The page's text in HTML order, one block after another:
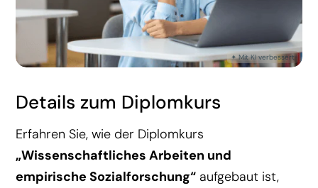
Details zum Diplomkurs
Erfahren Sie, wie der Diplomkurs
„Wissenschaftliches Arbeiten und
empirische Sozialforschung“ aufgebaut ist,